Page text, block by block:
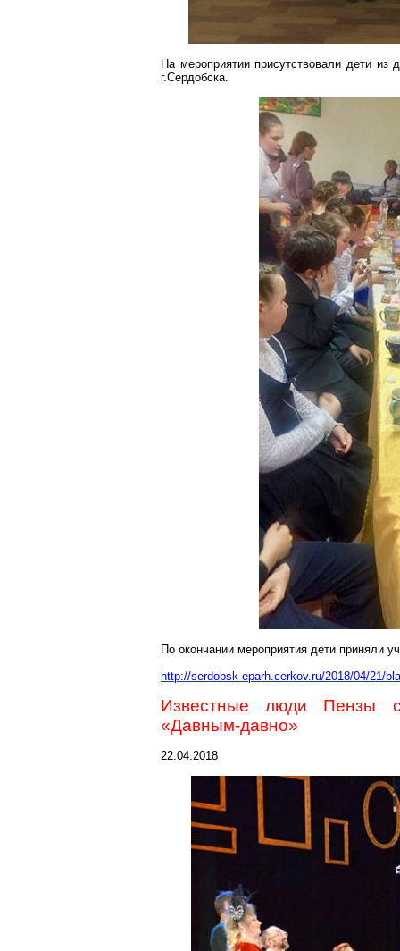
На мероприятии присутствовали дети из
г.Сердобска.
По окончании мероприятия дети приняли
http://serdobsk-eparh.cerkov.ru/2018/04/21/
Известные люди Пензы
«Давным-давно»
22.04.2018